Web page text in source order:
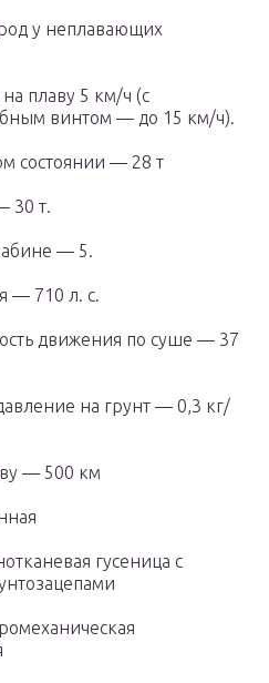
у неплавающих
плаву 5 км/ч (с
винтом — до 15 км/ч).
состоянии — 28 т
30 т.
— 5.
— 710 л. с.
движения по суше — 37
на грунт — 0,3 кг/
— 500 км
гусеница с